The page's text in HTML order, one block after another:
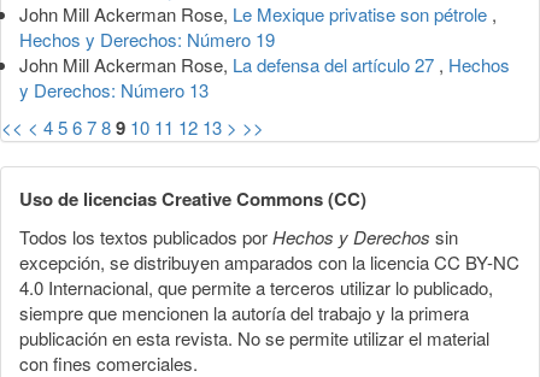
John Mill Ackerman Rose, Le Mexique privatise son pétrole ,
Hechos y Derechos: Número 19
John Mill Ackerman Rose, La defensa del artículo 27 , Hechos
y Derechos: Número 13
<< < 456789 10 11 12 13 > >>
Uso de licencias Creative Commons (CC)
Todos los textos publicados porHechos y Derechos sin
excepción, se distribuyen amparados con la licencia CC BY-NC
4.0 Internacional, que permite a terceros utilizar lo publicado,
siempre que mencionen la autoría del trabajo y la primera
publicación en esta revista. No se permite utilizar el material
con fines comerciales.